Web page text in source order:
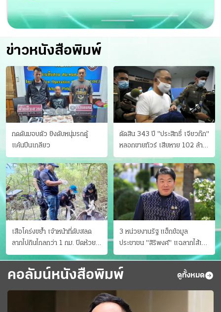
ข่าวหนังสือพิมพ์
กดดันมอบตัว ยิงดับหนุ่มรถตู้
แค้นปีนเกลียว
ตัดสิน 343 ปี "ประสิทธิ์ เจียวก๊ก"
หลอกขายทัวร์ เสียหาย 102 ล้าน
มีเหยื่อ 173 คน
เสือโคร่งขย้ำ เจ้าหน้าที่ดับสลด
ลากไปกินไกลกว่า 1 กม. ปิดห้วย
ขาแข้งชั่วคราว
3 หน่วยงานรัฐ แฮ็กข้อมูล
ประชาชน "สิริพงศ์" แฉลากไส้เอง
"หนู" กอด "หนิม" สยบลือ
คอลัมน์หนังสือพิมพ์ ดูทั้งหมด